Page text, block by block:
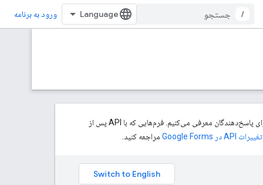
/ ورود به برنامه
برای اینکه به سازندگان فرم، کنترل بیشتری روی اینکه چه کسی می‌تواند پاسخ دهد، بدهیم، کنترل‌های جزئی‌تری برای پاسخ‌دهندگان معرفی می‌کنیم. فرم‌هایی که با API پس از
تغییرات API در Google Forms
مراجعه کنید.